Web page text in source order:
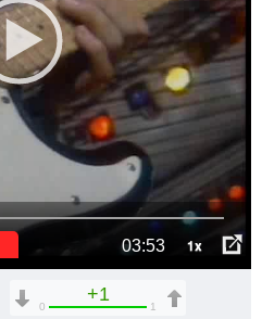
03:53 1x
+1
0 1